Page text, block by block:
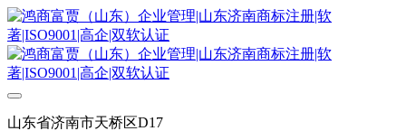
山东省济南市天桥区D17